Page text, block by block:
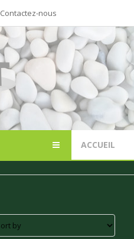
Contactez-nous
ACCUEIL